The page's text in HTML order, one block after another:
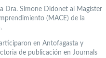
Dra. Simone Didonet al Magíster
(MACE) de la
en Antofagasta y
de publicación en Journals